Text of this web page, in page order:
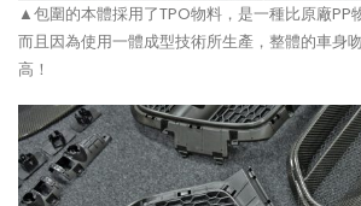
▲包圍的本體採用了TPO物料，是一種比原廠PP
而且因為使用一體成型技術所生產，整體的車身
高！